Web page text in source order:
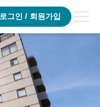
로그인 / 회원가입